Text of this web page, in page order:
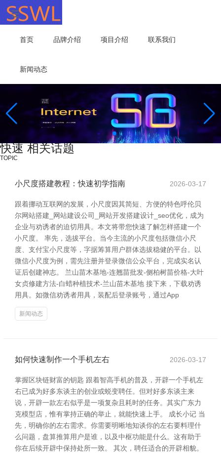
首页 品牌介绍 项目介绍 联系我们
新闻动态
快速 相关话题
TOPIC
小尺度搭建教程：快速初学指南 2026-03-17
跟着挪动互联网的发展，小尺度因其简短、方便的特色呼伦贝
尔网站搭建_网站建设公司_网站开发搭建设计_seo优化，成为
企业与劝诱者的迫切用具。本文将带您快速了解怎样搭建一个
小尺度。 率先，选拔平台。当今主流的小尺度包括微信小尺
度、支付宝小尺度等，字据筹算用户群体选拔稳健的平台。以
微信小尺度为例，需先注册并登录微信公众平台，完成实名认
证后创建神志。 兰山苗木基地-连翘苗批发-侧柏树苗价格-大叶
女贞修建方法-白蜡种植技术-兰山苗木基地 接下来，下载劝诱
用具。如微信劝诱者用具，装配后登录账号，通过App
新闻动态
如何快速制作一个手机左右 2026-03-17
掌握区块链财富的钥匙 跟着智高手机的普及，开辟一个手机左
右已成为好多东谈主的创业或蜕变聘任。但对好多东谈主来
说，开辟一款左右似乎是一项复杂且耗时的任务。其实广东力
克模型店，惟有掌持正确的举止，就能快速上手。 成长小记 当
先，明确你的左右需求。你需要明晰地知谈你的左右要料理什
么问题，盘算推算用户是谁，以及中枢功能是什么。这有助于
你在后续开辟中保持处所一致。 其次，聘任适合的开辟相貌。